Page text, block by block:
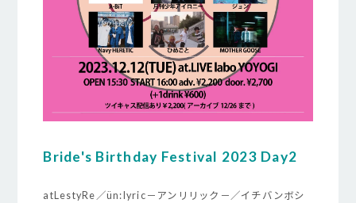
Bride's Birthday Festival 2023 Day2
atLestyRe／ün:lyric－アンリリック－／イチバンボシ